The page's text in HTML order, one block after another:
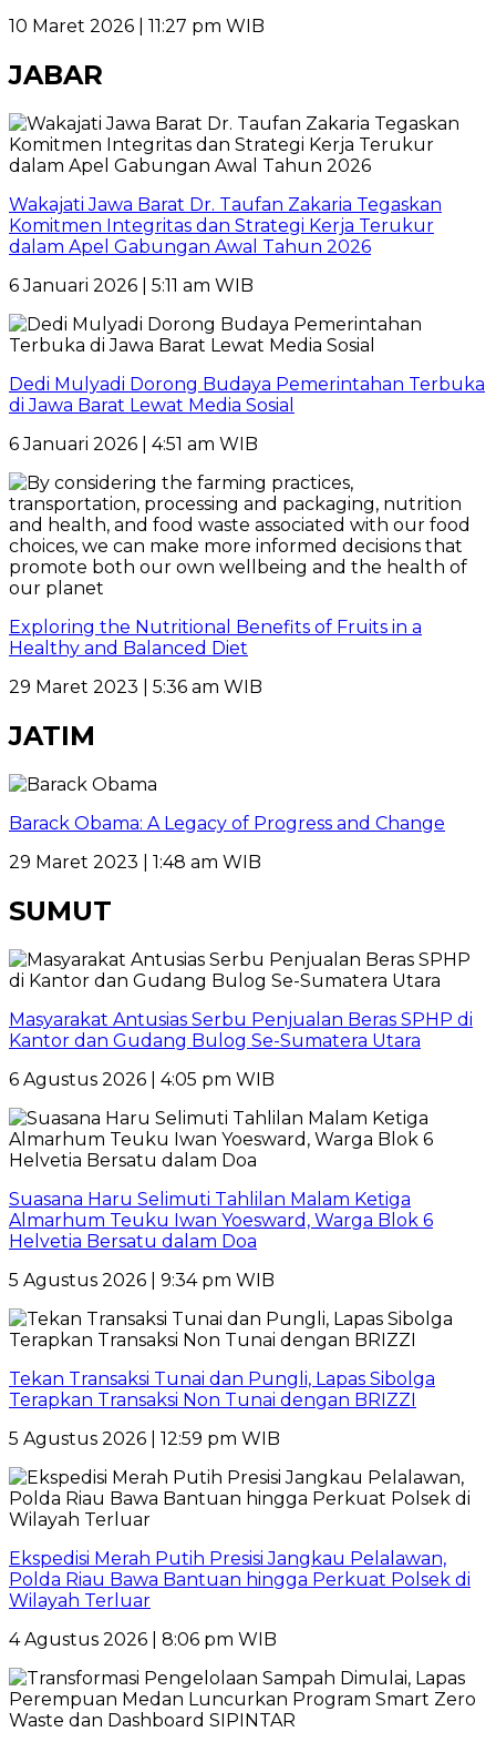
10 Maret 2026 | 11:27 pm WIB
JABAR
Wakajati Jawa Barat Dr. Taufan Zakaria Tegaskan
Komitmen Integritas dan Strategi Kerja Terukur
dalam Apel Gabungan Awal Tahun 2026
6 Januari 2026 | 5:11 am WIB
Dedi Mulyadi Dorong Budaya Pemerintahan Terbuka
di Jawa Barat Lewat Media Sosial
6 Januari 2026 | 4:51 am WIB
Exploring the Nutritional Benefits of Fruits in a
Healthy and Balanced Diet
29 Maret 2023 | 5:36 am WIB
JATIM
Barack Obama: A Legacy of Progress and Change
29 Maret 2023 | 1:48 am WIB
SUMUT
Masyarakat Antusias Serbu Penjualan Beras SPHP di
Kantor dan Gudang Bulog Se-Sumatera Utara
6 Agustus 2026 | 4:05 pm WIB
Suasana Haru Selimuti Tahlilan Malam Ketiga
Almarhum Teuku Iwan Yoesward, Warga Blok 6
Helvetia Bersatu dalam Doa
5 Agustus 2026 | 9:34 pm WIB
Tekan Transaksi Tunai dan Pungli, Lapas Sibolga
Terapkan Transaksi Non Tunai dengan BRIZZI
5 Agustus 2026 | 12:59 pm WIB
Ekspedisi Merah Putih Presisi Jangkau Pelalawan,
Polda Riau Bawa Bantuan hingga Perkuat Polsek di
Wilayah Terluar
4 Agustus 2026 | 8:06 pm WIB